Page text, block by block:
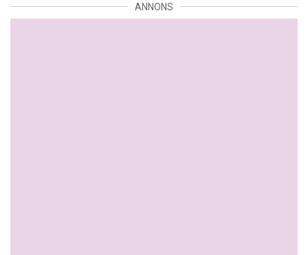
ANNONS